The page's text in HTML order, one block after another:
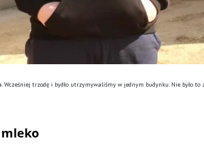
trzodę i bydło utrzymywaliśmy w jednym budynku. Nie było